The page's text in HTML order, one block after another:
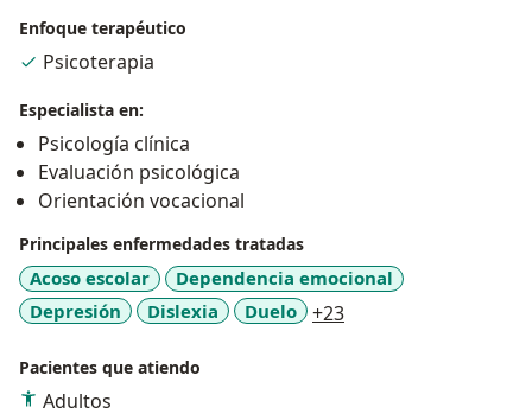
Enfoque terapéutico
Psicoterapia
Especialista en:
Psicología clínica
Evaluación psicológica
Orientación vocacional
Principales enfermedades tratadas
Acoso escolar
Dependencia emocional
Depresión
Dislexia Duelo +23
Pacientes que atiendo
Adultos